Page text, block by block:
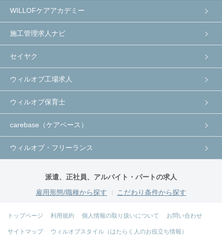
WILLOFケアアカデミー
施工管理求人ナビ
セイヤク
ウィルオブ工場求人
ウィルオブ保育士
carebase（ケアベース）
ウィルオブ・フリーランス
派遣、正社員、アルバイト・パートの求人
雇用形態/職種から探す
こだわり条件から探す
トップページ 利用規約 個人情報の取り扱いについて お問い合わせ
サイトマップ ウィルオブスタイル（はたらく人のお役立ち情報）